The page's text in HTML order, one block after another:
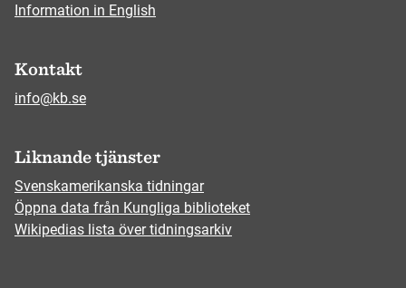
Information in English
Kontakt
info@kb.se
Liknande tjänster
Svenskamerikanska tidningar
Öppna data från Kungliga biblioteket
Wikipedias lista över tidningsarkiv